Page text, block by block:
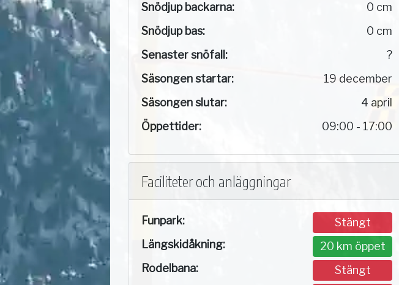
Snödjup backarna:
0 cm
Snödjup bas:
0 cm
Senaster snöfall:
?
Säsongen startar:
19 december
Säsongen slutar:
4 april
Öppettider:
09:00 - 17:00
Faciliteter och anläggningar
Funpark:
Stängt
Längskidåkning:
20 km öppet
Rodelbana:
Stängt